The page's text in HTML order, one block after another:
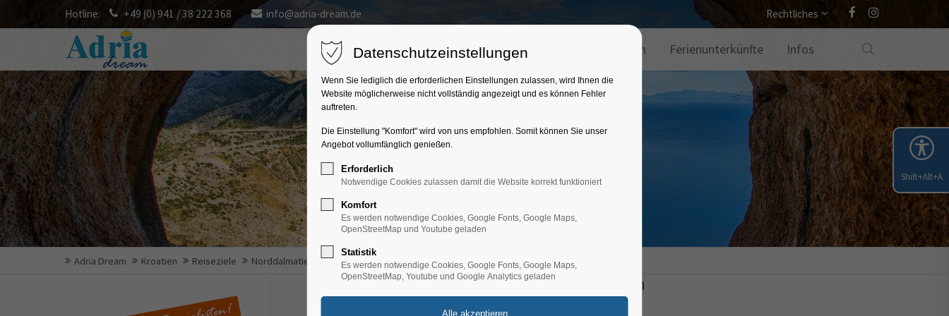
Hotline: +49 (0) 941 / 38 222 368 info@adria-dream.de Rechtliches
Home Kroatien Trainingslager Gruppenprogramm Ferienunterkünfte Infos
Adria Dream Kroatien Reiseziele Norddalmatien Privlaka
Norddalmatien
Datenschutzeinstellungen
Wenn Sie lediglich die erforderlichen Einstellungen zulassen, wird Ihnen die
Website möglicherweise nicht vollständig angezeigt und es können Fehler
auftreten.
Die Einstellung "Komfort" wird von uns empfohlen. Somit können Sie unser
Angebot vollumfänglich genießen.
Erforderlich
Notwendige Cookies zulassen damit die Website korrekt funktioniert
Komfort
Es werden notwendige Cookies, Google Fonts, Google Maps,
OpenStreetMap und Youtube geladen
Statistik
Es werden notwendige Cookies, Google Fonts, Google Maps,
OpenStreetMap, Youtube und Google Analytics geladen
Shift+Alt+A